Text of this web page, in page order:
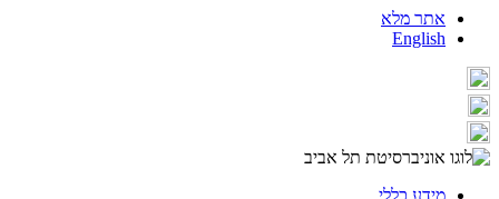
אתר מלא
English
מידע כללי